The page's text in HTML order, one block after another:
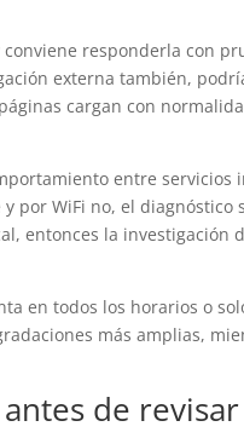
responderla con
externa también,
cargan con
entre servicios
por WiFi no, el diagnóstico
entonces la investigación
en todos los horarios o
más amplias,
de